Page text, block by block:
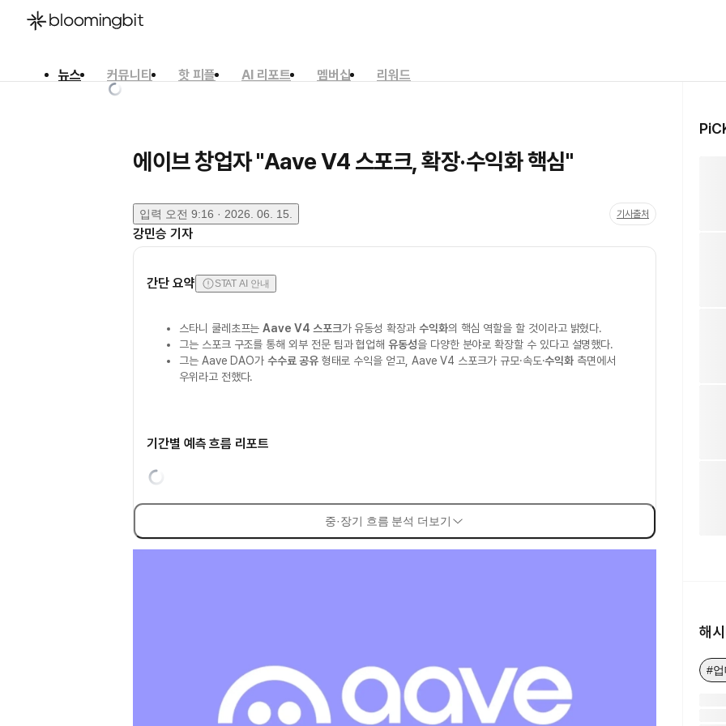
뉴스 커뮤니티 핫 피플 AI 리포트 멤버십
리워드
에이브 창업자 "Aave V4 스포크, 확장·수익화 핵심"
입력 오전 9:16 · 2026. 06. 15. 기사출처
강민승 기자
간단 요약 STAT AI 안내
스타니 쿨레초프는Aave V4 스포크가 유동성 확장과 수익화의 핵심 역할을 할 것이라고 밝혔다.
그는 스포크 구조를 통해 외부 전문 팀과 협업해유동성을 다양한 분야로 확장할 수 있다고 설명했다.
그는 Aave DAO가수수료 공유형태로 수익을 얻고, Aave V4 스포크가 규모·속도·수익화 측면에서
우위라고 전했다.
기간별 예측 흐름 리포트
중·장기 흐름 분석 더보기
해
#업